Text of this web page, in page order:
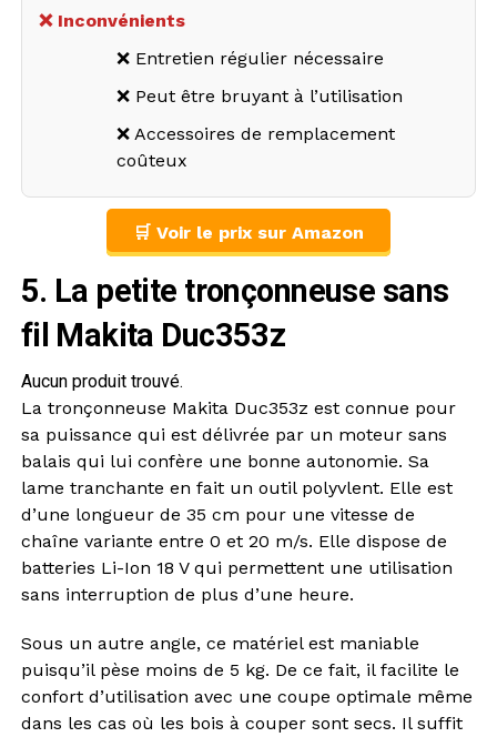
❌ Inconvénients
❌ Entretien régulier nécessaire
❌ Peut être bruyant à l’utilisation
❌ Accessoires de remplacement
coûteux
🛒 Voir le prix sur Amazon
5. La petite tronçonneuse sans
fil Makita Duc353z
Aucun produit trouvé.
La tronçonneuse Makita Duc353z est connue pour
sa puissance qui est délivrée par un moteur sans
balais qui lui confère une bonne autonomie. Sa
lame tranchante en fait un outil polyvlent. Elle est
d’une longueur de 35 cm pour une vitesse de
chaîne variante entre 0 et 20 m/s. Elle dispose de
batteries Li-Ion 18 V qui permettent une utilisation
sans interruption de plus d’une heure.
Sous un autre angle, ce matériel est maniable
puisqu’il pèse moins de 5 kg. De ce fait, il facilite le
confort d’utilisation avec une coupe optimale même
dans les cas où les bois à couper sont secs. Il suffit